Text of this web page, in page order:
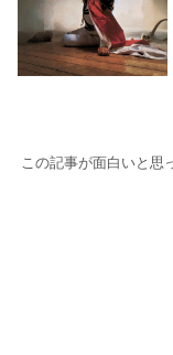
この記事が面白いと思